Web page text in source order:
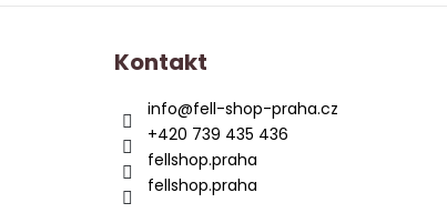
Z
Kontakt
info@fell-shop-praha.cz
+420 739 435 436
fellshop.praha
fellshop.praha